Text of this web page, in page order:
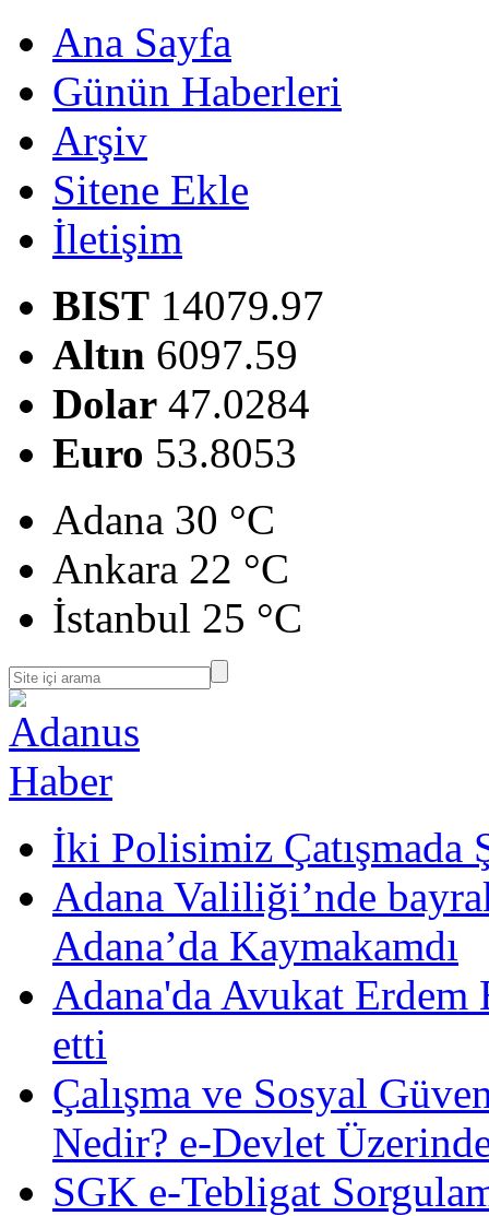
Ana Sayfa
Günün Haberleri
Arşiv
Sitene Ekle
İletişim
BIST 14079.97
Altın 6097.59
Dolar 47.0284
Euro 53.8053
Adana 30 °C
Ankara 22 °C
İstanbul 25 °C
İki Polisimiz Çatışmada
Adana Valiliği’nde
Adana’da Kaymakamdı
Adana'da Avukat Erdem
etti
Çalışma ve Sosyal
Nedir? e-Devlet
SGK e-Tebligat